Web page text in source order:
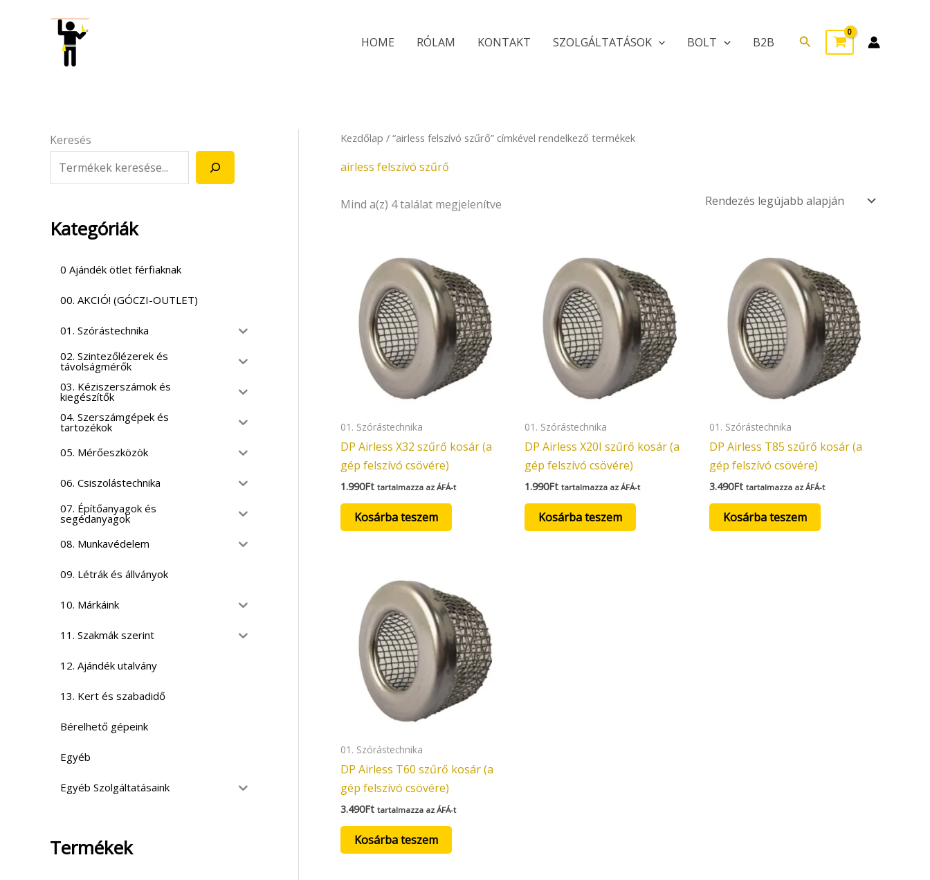
HOME RÓLAM KONTAKT SZOLGÁLTATÁSOK BOLT B2B Search
Keresés
Kategóriák
0 Ajándék ötlet férfiaknak
00. AKCIÓ! (GÓCZI-OUTLET)
01. Szórástechnika
02. Szintezőlézerek és
távolságmérők
03. Kéziszerszámok és
kiegészítők
04. Szerszámgépek és
tartozékok
05. Mérőeszközök
06. Csiszolástechnika
07. Építőanyagok és
segédanyagok
08. Munkavédelem
09. Létrák és állványok
10. Márkáink
11. Szakmák szerint
12. Ajándék utalvány
13. Kert és szabadidő
Bérelhető gépeink
Egyéb
Egyéb Szolgáltatásaink
Termékek
Kezdőlap / “airless felszívó szűrő” címkével rendelkező termékek
airless felszívó szűrő
Mind a(z) 4 találat megjelenítve
01. Szórástechnika
DP Airless X32 szűrő kosár (a
gép felszívó csövére)
1.990Ft tartalmazza az ÁFÁ-t
Kosárba teszem
01. Szórástechnika
DP Airless X20I szűrő kosár (a
gép felszívó csövére)
1.990Ft tartalmazza az ÁFÁ-t
Kosárba teszem
01. Szórástechnika
DP Airless T85 szűrő kosár (a
gép felszívó csövére)
3.490Ft tartalmazza az ÁFÁ-t
Kosárba teszem
01. Szórástechnika
DP Airless T60 szűrő kosár (a
gép felszívó csövére)
3.490Ft tartalmazza az ÁFÁ-t
Kosárba teszem